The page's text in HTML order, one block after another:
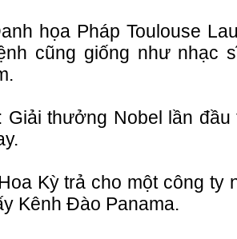
họa Pháp Toulouse
cũng giống như nhạc
Giải thưởng Nobel lần
Kỳ trả cho một công ty
Kênh Đào Panama.